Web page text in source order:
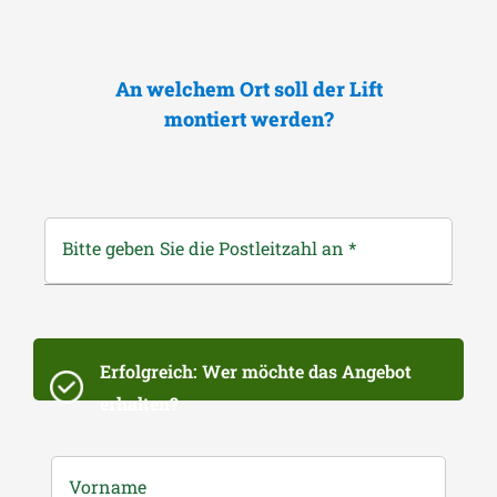
An welchem Ort soll der Lift
montiert werden?
Bitte geben Sie die Postleitzahl an *
Erfolgreich: Wer möchte das Angebot
erhalten?
Vorname